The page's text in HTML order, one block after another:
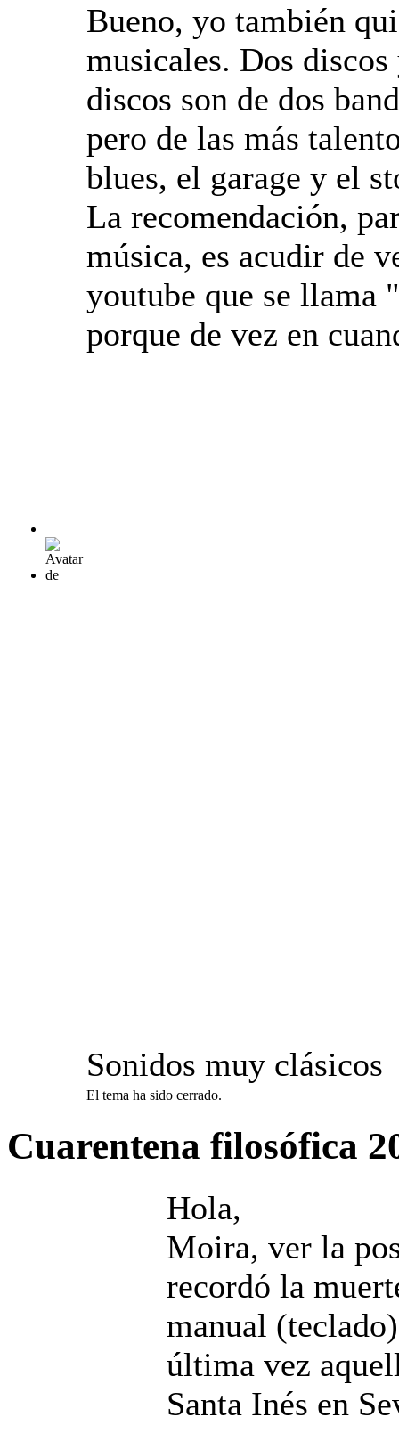
Bueno, yo también
musicales. Dos
discos son de dos
pero de las más
blues, el garage y el
La recomendación,
música, es acudir de
youtube que se llama
porque de vez en
Sonidos muy clásicos
El tema ha sido cerrado.
Cuarentena filosófica
Hola,
Moira, ver la
recordó la
manual
última vez
Santa Inés en